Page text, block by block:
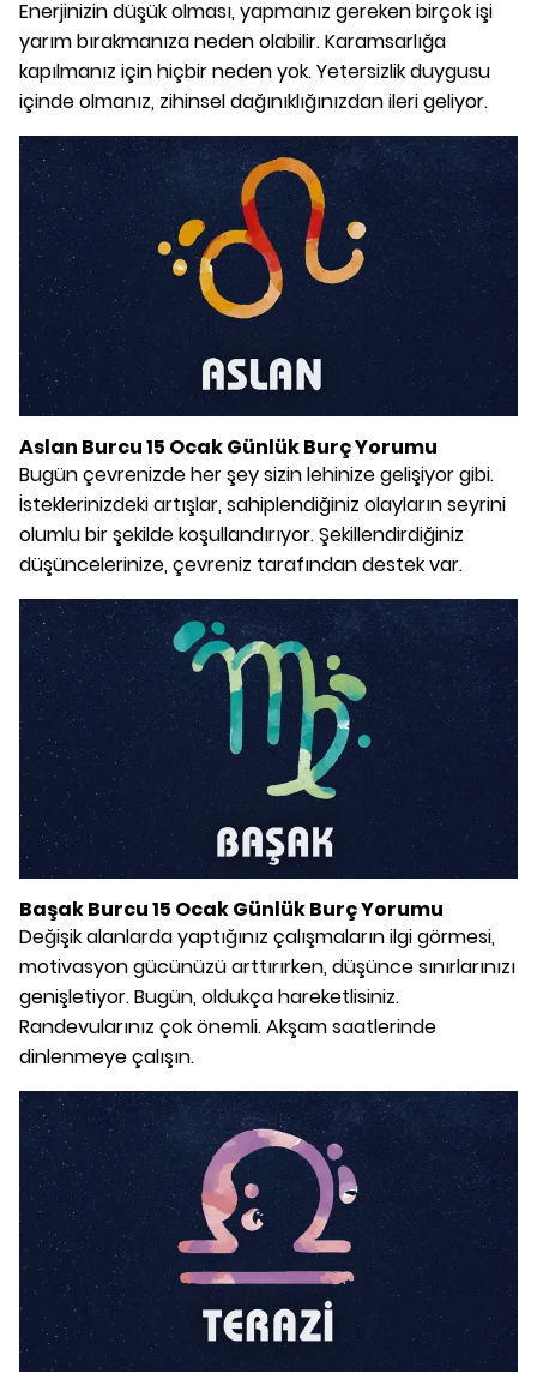
Enerjinizin düşük olması, yapmanız gereken birçok işi
yarım bırakmanıza neden olabilir. Karamsarlığa
kapılmanız için hiçbir neden yok. Yetersizlik duygusu
içinde olmanız, zihinsel dağınıklığınızdan ileri geliyor.
Aslan Burcu 15 Ocak Günlük Burç Yorumu
Bugün çevrenizde her şey sizin lehinize gelişiyor gibi.
İsteklerinizdeki artışlar, sahiplendiğiniz olayların seyrini
olumlu bir şekilde koşullandırıyor. Şekillendirdiğiniz
düşüncelerinize, çevreniz tarafından destek var.
Başak Burcu 15 Ocak Günlük Burç Yorumu
Değişik alanlarda yaptığınız çalışmaların ilgi görmesi,
motivasyon gücünüzü arttırırken, düşünce sınırlarınızı
genişletiyor. Bugün, oldukça hareketlisiniz.
Randevularınız çok önemli. Akşam saatlerinde
dinlenmeye çalışın.